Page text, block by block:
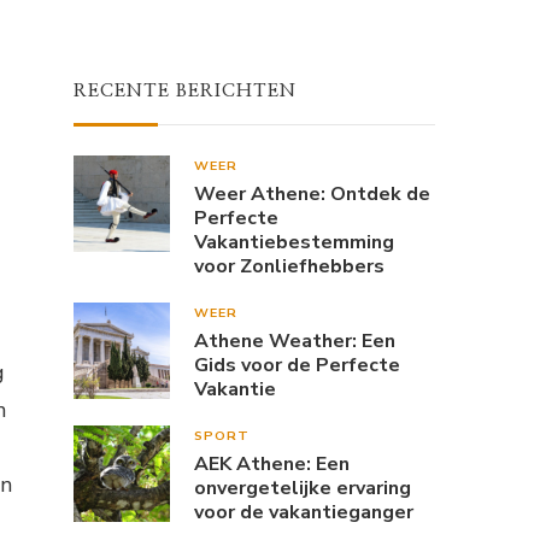
RECENTE BERICHTEN
WEER
Weer Athene: Ontdek de
Perfecte
Vakantiebestemming
voor Zonliefhebbers
WEER
Athene Weather: Een
Gids voor de Perfecte
Vakantie
SPORT
AEK Athene: Een
onvergetelijke ervaring
voor de vakantieganger